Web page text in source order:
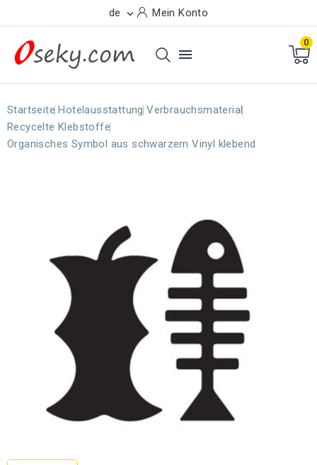
de  Mein Konto

0
Startseite Hotelausstattung Verbrauchsmaterial
Recycelte Klebstoffe
Organisches Symbol aus schwarzem Vinyl klebend